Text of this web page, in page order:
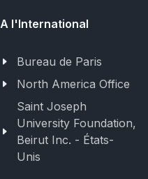
A l'International
Bureau de Paris
North America Office
Saint Joseph
University Foundation,
Beirut Inc. - États-
Unis